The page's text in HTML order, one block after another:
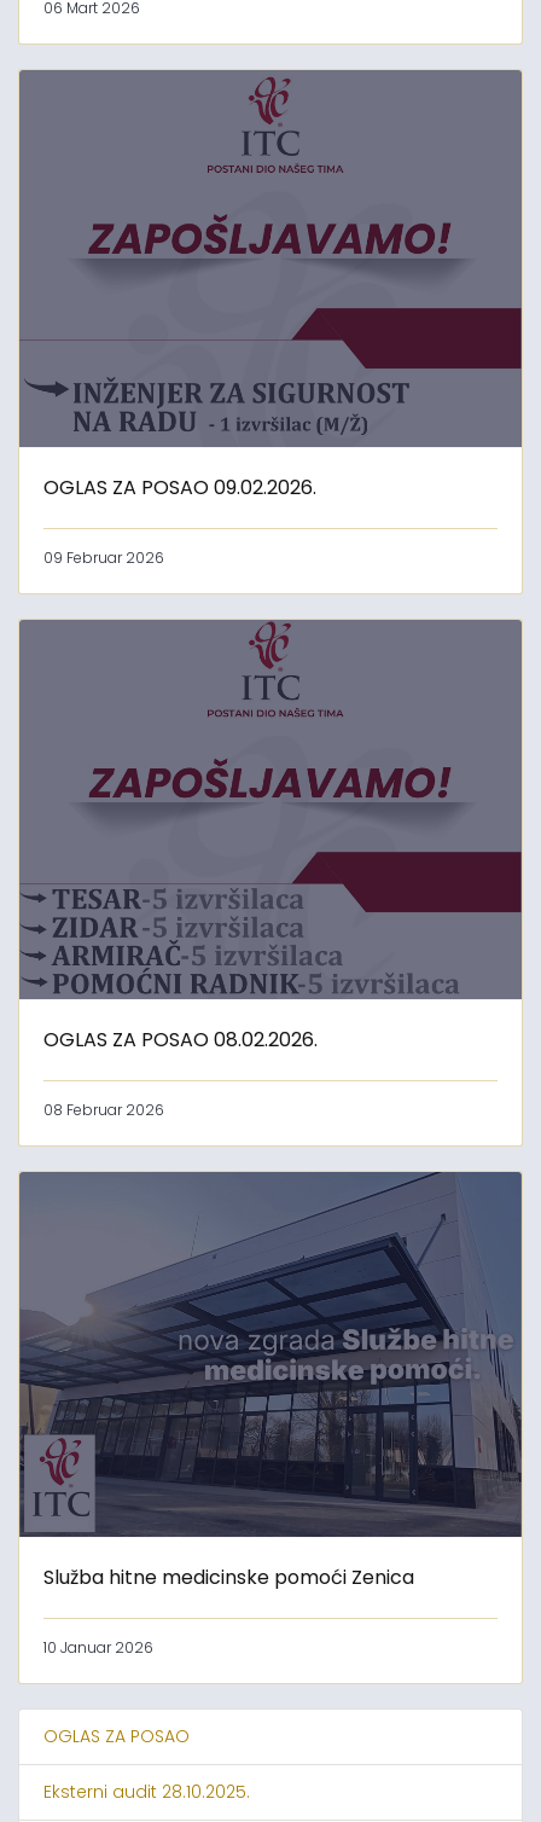
06 Mart 2026
OGLAS ZA POSAO 09.02.2026.
09 Februar 2026
OGLAS ZA POSAO 08.02.2026.
08 Februar 2026
Služba hitne medicinske pomoći Zenica
10 Januar 2026
OGLAS ZA POSAO
Eksterni audit 28.10.2025.